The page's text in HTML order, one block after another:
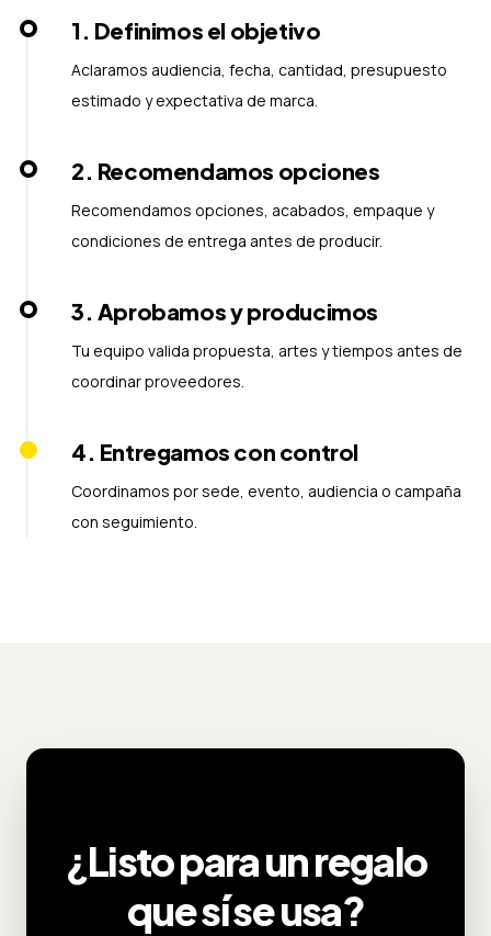
1. Definimos el objetivo
Aclaramos audiencia, fecha, cantidad, presupuesto
estimado y expectativa de marca.
2. Recomendamos opciones
Recomendamos opciones, acabados, empaque y
condiciones de entrega antes de producir.
3. Aprobamos y producimos
Tu equipo valida propuesta, artes y tiempos antes de
coordinar proveedores.
4. Entregamos con control
Coordinamos por sede, evento, audiencia o campaña
con seguimiento.
¿Listo para un regalo
que sí se usa?